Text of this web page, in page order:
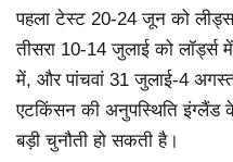
पहला टेस्ट 20-24 जून को लीड्स
तीसरा 10-14 जुलाई को
में, और पांचवां 31 जुलाई-4
एटकिंसन की अनुपस्थिति इंग्लैंड
बड़ी चुनौती हो सकती है।